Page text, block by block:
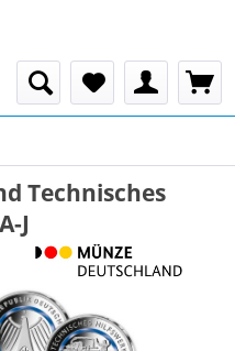
Technisches
J